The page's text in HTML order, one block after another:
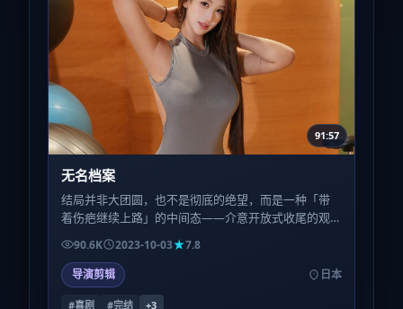
91:57
无名档案
结局并非大团圆，也不是彻底的绝望，而是一种「带
着伤疤继续上路」的中间态——介意开放式收尾的观
众，请自行评估心理预期。
90.6K 2023-10-03
7.8
导演剪辑
日本
#喜剧 #完结 +3